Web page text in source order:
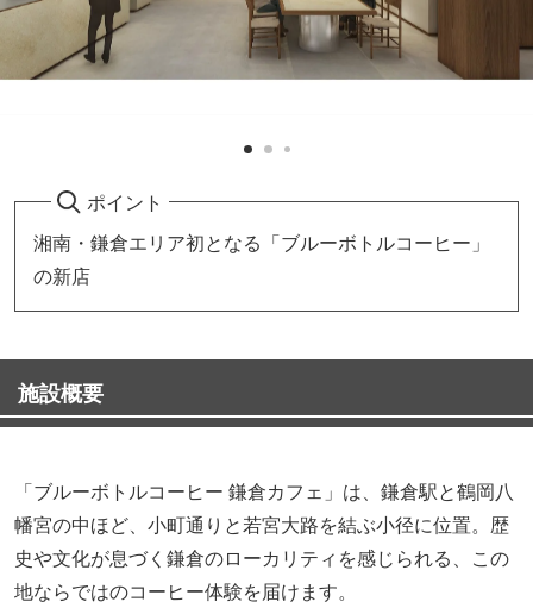
ポイント
湘南・鎌倉エリア初となる「ブルーボトルコーヒー」
の新店
施設概要
「ブルーボトルコーヒー 鎌倉カフェ」は、鎌倉駅と鶴岡八
幡宮の中ほど、小町通りと若宮大路を結ぶ小径に位置。歴
史や文化が息づく鎌倉のローカリティを感じられる、この
地ならではのコーヒー体験を届けます。